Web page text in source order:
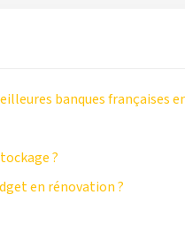
banques françaises
?
en rénovation ?